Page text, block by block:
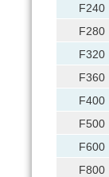
F240
F280
F320
F360
F400
F500
F600
F800